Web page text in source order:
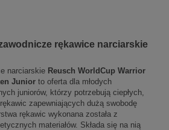
rękawice narciarskie
narciarskie Reusch WorldCup Warrior
Junior to oferta dla młodych
juniorów, którzy potrzebują ciepłych,
zapewniających dużą swobodę
rękawic wykonana została z
materiałów. Składa się na nią